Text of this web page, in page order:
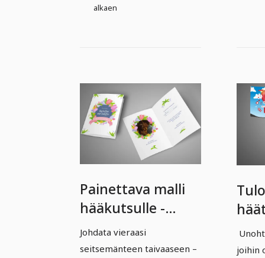
alkaen
Painettava malli
hääkutsulle -
versio 03
Johdata vieraasi
seitsemänteen taivaaseen –
-
joihin